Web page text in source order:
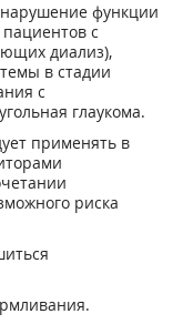
функции
с
диализ),
в стадии
с
глаукома.
применять в
риска